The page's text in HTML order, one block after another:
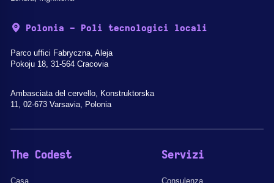
Polonia - Poli tecnologici locali
Parco uffici Fabryczna, Aleja
Pokoju 18, 31-564 Cracovia
Ambasciata del cervello, Konstruktorska
11, 02-673 Varsavia, Polonia
The Codest
Casa
Servizi
Consulenza